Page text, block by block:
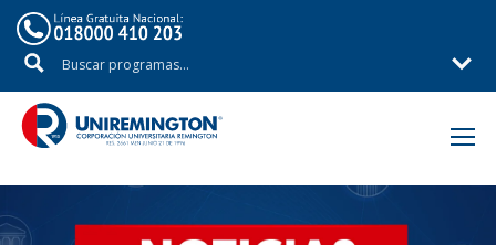
Inicio Noticias